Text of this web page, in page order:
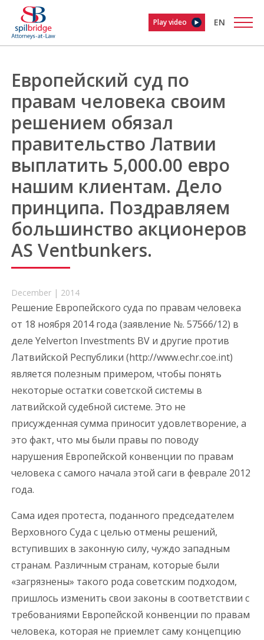
Play video EN
Европейский суд по
правам человека своим
решением обязал
правительство Латвии
выплатить 5,000.00 евро
нашим клиентам. Дело
принципа. Поздравляем
большинство акционеров
AS Ventbunkers.
December | 2014
Решение Европейского суда по правам человека
от 18 ноября 2014 года (заявление №. 57566/12) в
деле Yelverton Investments BV и другие против
Латвийской Республики (http://www.echr.coe.int)
является полезным примером, чтобы понять
некоторые остатки советской системы в
латвийской судебной системе. Это не
присужденная сумма приносит удовлетворение, а
это факт, что мы были правы по поводу
нарушения Европейской конвенции по правам
человека с самого начала этой саги в феврале 2012
года.
Сама идея протеста, поданного председателем
Верховного Суда с целью отмены решений,
вступивших в законную силу, чуждо западным
странам. Различным странам, которые были
«загрязнены» такого рода советским подходом,
пришлось изменить свои законы в соответствии с
требованиями Европейской конвенции по правам
человека, которая не приемлет саму концепцию